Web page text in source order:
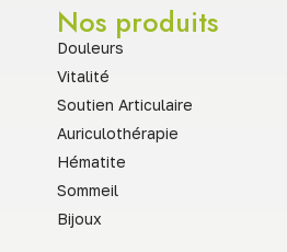
Nos produits
Douleurs
Vitalité
Soutien Articulaire
Auriculothérapie
Hématite
Sommeil
Bijoux